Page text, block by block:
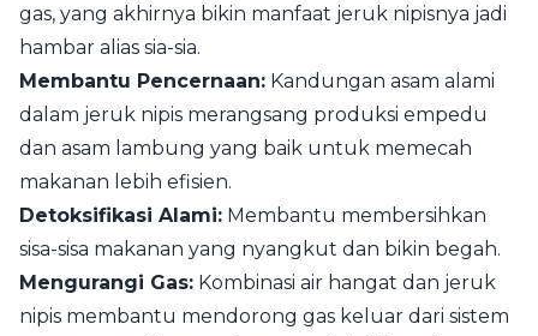
gas, yang akhirnya bikin manfaat jeruk nipisnya jadi
hambar alias sia-sia.
Membantu Pencernaan: Kandungan asam alami
dalam jeruk nipis merangsang produksi empedu
dan asam lambung yang baik untuk memecah
makanan lebih efisien.
Detoksifikasi Alami: Membantu membersihkan
sisa-sisa makanan yang nyangkut dan bikin begah.
Mengurangi Gas: Kombinasi air hangat dan jeruk
nipis membantu mendorong gas keluar dari sistem